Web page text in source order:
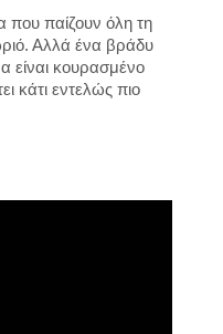
που παίζουν όλη τη
Αλλά ένα βράδυ
είναι κουρασμένο
κάτι εντελώς πιο